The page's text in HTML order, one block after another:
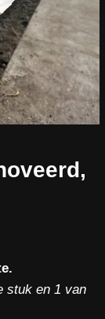
stuk en 1 van